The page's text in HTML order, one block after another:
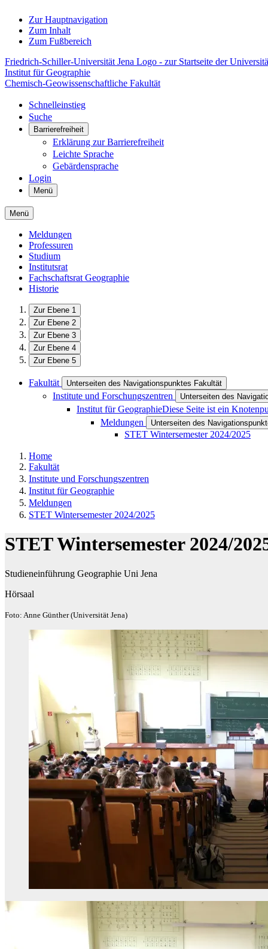
Zur Hauptnavigation
Zum Inhalt
Zum Fußbereich
Friedrich-Schiller-Universität Jena Logo - zur Startseite der
Institut für Geographie
Chemisch-Geowissenschaftliche Fakultät
Schnelleinstieg
Suche
Barrierefreiheit
Erklärung zur Barrierefreiheit
Leichte Sprache
Gebärdensprache
Login
Menü
Menü
Meldungen
Professuren
Studium
Institutsrat
Fachschaftsrat Geographie
Historie
Zur Ebene 1
Zur Ebene 2
Zur Ebene 3
Zur Ebene 4
Zur Ebene 5
Fakultät Unterseiten des Navigationspunktes Fakultät
Institute und Forschungszentren Unterseiten des
Institut für GeographieDiese Seite ist ein
Meldungen
Unterseiten des
STET Wintersemester 2024/2025
Home
Fakultät
Institute und Forschungszentren
Institut für Geographie
Meldungen
STET Wintersemester 2024/2025
STET Wintersemester 2024/
Studieneinführung Geographie Uni Jena
Hörsaal
Foto: Anne Günther (Universität Jena)